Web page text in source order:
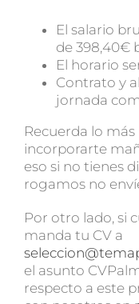
El salario
de 398,40€
El horario
Contrato y
jornada
Recuerda lo
incorporarte
eso si no tienes
rogamos no
Por otro lado, si
manda tu CV a
el asunto
respecto a este